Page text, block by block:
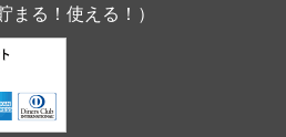
る！使える！）